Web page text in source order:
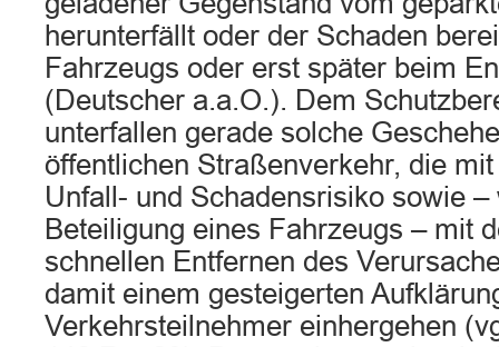
herunterfällt oder der Schaden
Fahrzeugs oder erst später beim
(Deutscher a.a.O.). Dem
unterfallen gerade solche
öffentlichen Straßenverkehr, die
Unfall- und Schadensrisiko sowie –
Beteiligung eines Fahrzeugs – mit
schnellen Entfernen des
damit einem gesteigerten
Verkehrsteilnehmer einhergehen